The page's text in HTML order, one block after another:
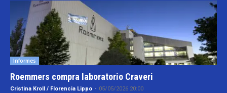
Informes
Roemmers compra laboratorio Craveri
Cristina Kroll / Florencia Lippo - 05/05/2026 20:00